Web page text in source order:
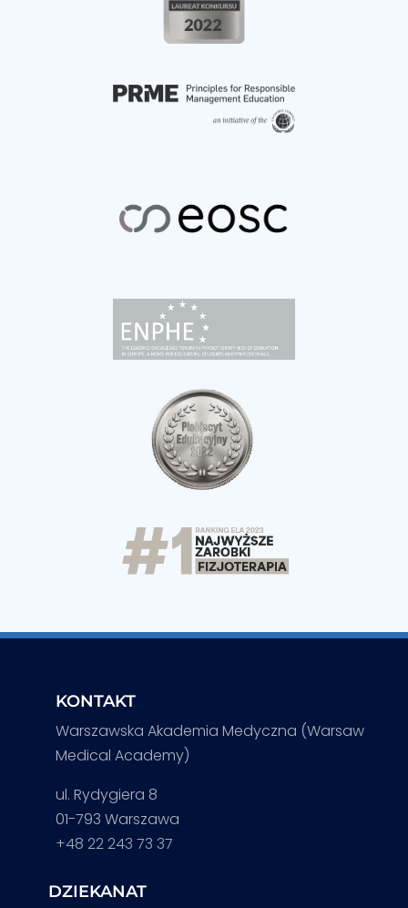
KONTAKT
Warszawska Akademia Medyczna (Warsaw
Medical Academy)
ul. Rydygiera 8
01-793 Warszawa
+48 22 243 73 37
DZIEKANAT